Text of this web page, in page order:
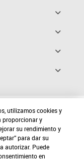
utilizamos cookies y
proporcionar y
su rendimiento y
para dar su
autorizar. Puede
en